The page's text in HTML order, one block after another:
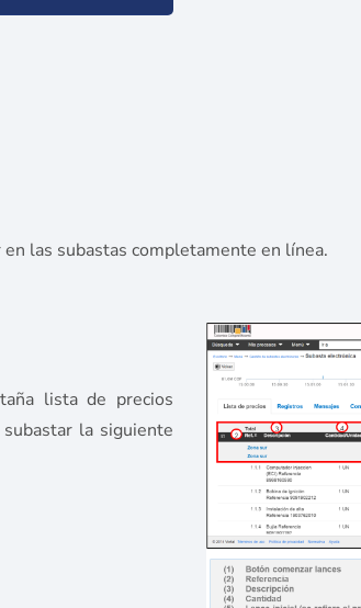
las subastas completamente en línea.
lista de precios
la siguiente